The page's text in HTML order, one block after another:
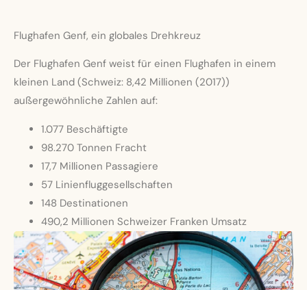
Flughafen Genf, ein globales Drehkreuz
Der Flughafen Genf weist für einen Flughafen in einem
kleinen Land (Schweiz: 8,42 Millionen (2017))
außergewöhnliche Zahlen auf:
1.077 Beschäftigte
98.270 Tonnen Fracht
17,7 Millionen Passagiere
57 Linienfluggesellschaften
148 Destinationen
490,2 Millionen Schweizer Franken Umsatz